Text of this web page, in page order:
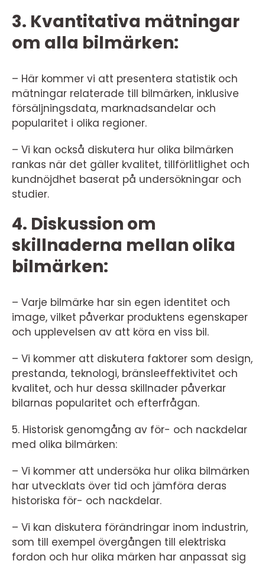
3. Kvantitativa mätningar
om alla bilmärken:
– Här kommer vi att presentera statistik och
mätningar relaterade till bilmärken, inklusive
försäljningsdata, marknadsandelar och
popularitet i olika regioner.
– Vi kan också diskutera hur olika bilmärken
rankas när det gäller kvalitet, tillförlitlighet och
kundnöjdhet baserat på undersökningar och
studier.
4. Diskussion om
skillnaderna mellan olika
bilmärken:
– Varje bilmärke har sin egen identitet och
image, vilket påverkar produktens egenskaper
och upplevelsen av att köra en viss bil.
– Vi kommer att diskutera faktorer som design,
prestanda, teknologi, bränsleeffektivitet och
kvalitet, och hur dessa skillnader påverkar
bilarnas popularitet och efterfrågan.
5. Historisk genomgång av för- och nackdelar
med olika bilmärken:
– Vi kommer att undersöka hur olika bilmärken
har utvecklats över tid och jämföra deras
historiska för- och nackdelar.
– Vi kan diskutera förändringar inom industrin,
som till exempel övergången till elektriska
fordon och hur olika märken har anpassat sig